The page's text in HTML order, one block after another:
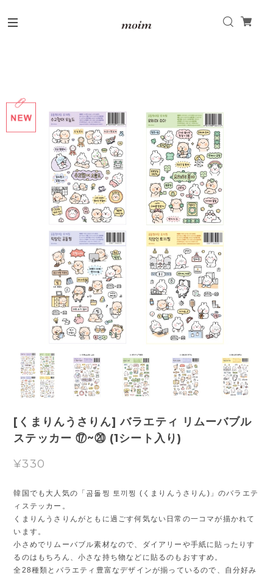
[くまりんうさりん] バラエティ リムーバブル
ステッカー ⑰~⑳ (1シート入り)
¥330
韓国でも大人気の「곰돌찡 토끼찡 (くまりんうさりん)」のバラエテ
ィステッカー。
くまりんうさりんがともに過ごす何気ない日常の一コマが描かれて
います。
小さめでリムーバブル素材なので、ダイアリーや手紙に貼ったりす
るのはもちろん、小さな持ち物などに貼るのもおすすめ。
全28種類とバラエティ豊富なデザインが揃っているので、自分好み